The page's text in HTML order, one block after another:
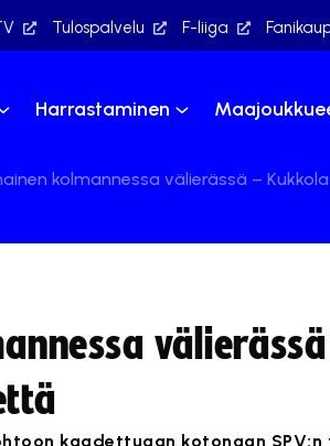
Tulospalvelu F-liiga
Harrastaminen
kolmannessa välierässä –
kaadettuaan kotonaan SPV:n